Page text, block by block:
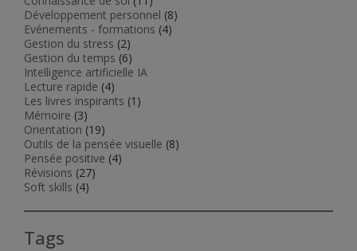
Développement personnel (8)
Evénements - formations (4)
Gestion du stress (2)
Gestion du temps (6)
Intelligence artificielle IA
Lecture rapide (4)
Les livres inspirants (1)
Mémoire (3)
Orientation (19)
Outils de la pensée visuelle (8)
Pensée positive (4)
Révisions (27)
Soft skills (4)
Tags